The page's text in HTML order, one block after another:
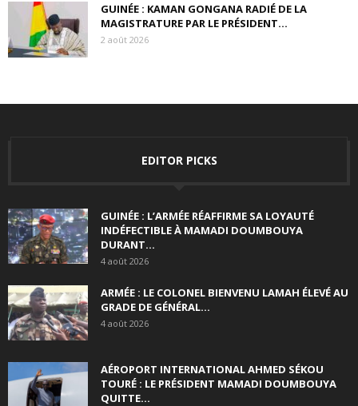
GUINÉE : KAMAN GONGANA RADIÉ DE LA
MAGISTRATURE PAR LE PRÉSIDENT...
2 août 2026
EDITOR PICKS
GUINÉE : L’ARMÉE RÉAFFIRME SA LOYAUTÉ
INDÉFECTIBLE À MAMADI DOUMBOUYA
DURANT...
4 août 2026
ARMÉE : LE COLONEL BIENVENU LAMAH ÉLEVÉ AU
GRADE DE GÉNÉRAL...
4 août 2026
AÉROPORT INTERNATIONAL AHMED SÉKOU
TOURÉ : LE PRÉSIDENT MAMADI DOUMBOUYA
QUITTE...